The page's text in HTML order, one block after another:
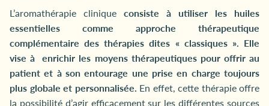
L’aromathérapie clinique consiste à utiliser les huiles
essentielles comme
approche thérapeutique
complémentaire des thérapies dites « classiques ». Elle
vise à enrichir les moyens thérapeutiques pour offrir au
patient et à son entourage une prise en charge toujours
plus globale et personnalisée. En effet, cette thérapie offre
la possibilité d’agir efficacement sur les différentes sources